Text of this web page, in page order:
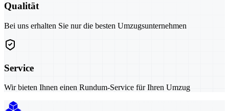
Qualität
Bei uns erhalten Sie nur die besten Umzugsunternehmen
Service
Wir bieten Ihnen einen Rundum-Service für Ihren Umzug